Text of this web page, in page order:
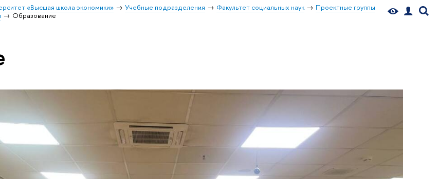
«Высшая школа экономики» Учебные подразделения Факультет социальных наук
Проектные группы
Образование